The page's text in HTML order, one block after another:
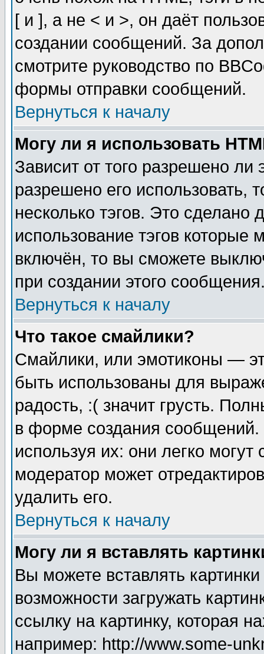
[ и ], а не < и >, он даёт
создании сообщений. За
смотрите руководство по
формы отправки сообщений.
Вернуться к началу
Могу ли я использовать
Зависит от того разрешено
разрешено его использовать,
несколько тэгов. Это сделано
использование тэгов
включён, то вы сможете
при создании этого
Вернуться к началу
Что такое смайлики?
Смайлики, или эмотиконы —
быть использованы для
радость, :( значит грусть.
в форме создания сообщений.
используя их: они легко
модератор может
удалить его.
Вернуться к началу
Могу ли я вставлять
Вы можете вставлять
возможности загружать
ссылку на картинку, которая
например: http://www.some-